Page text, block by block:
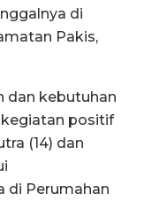
di
Pakis,
dan kebutuhan
kegiatan positif
(14) dan
di Perumahan